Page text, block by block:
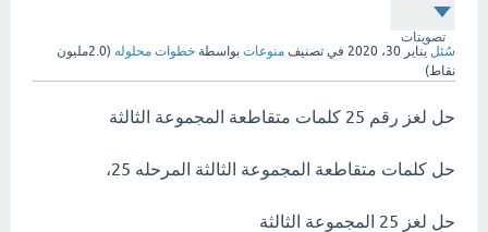
تصويتات
سُئل يناير 30، 2020 في تصنيف منوعات بواسطة خطوات محلوله (2.0مليون
نقاط)
حل لغز رقم 25 كلمات متقاطعة المجموعة الثالثة
حل كلمات متقاطعة المجموعة الثالثة المرحله 25،
حل لغز 25 المجموعة الثالثة